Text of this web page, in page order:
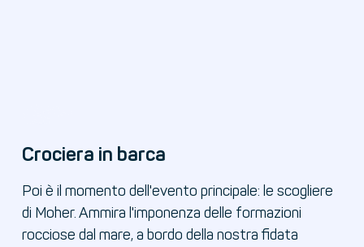
Crociera in barca
Poi è il momento dell'evento principale: le scogliere
di Moher. Ammira l'imponenza delle formazioni
rocciose dal mare, a bordo della nostra fidata